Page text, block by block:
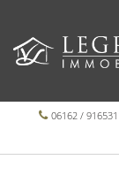
06162 /